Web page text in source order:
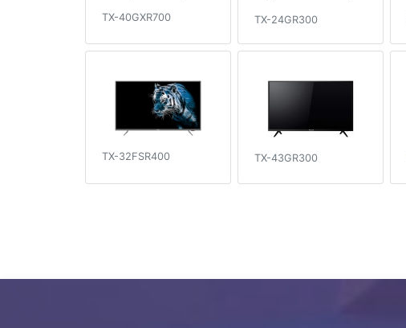
TX-40GXR700 TX-24GR300
TX-32FSR400 TX-43GR300